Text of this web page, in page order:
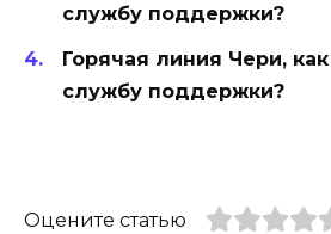
службу поддержки?
Горячая линия Чери,
службу поддержки?
Оцените статью